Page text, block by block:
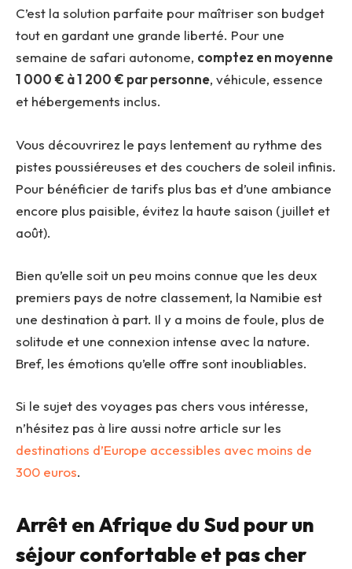
C’est la solution parfaite pour maîtriser son budget
tout en gardant une grande liberté. Pour une
semaine de safari autonome, comptez en moyenne
1 000 € à 1 200 € par personne, véhicule, essence
et hébergements inclus.
Vous découvrirez le pays lentement au rythme des
pistes poussiéreuses et des couchers de soleil infinis.
Pour bénéficier de tarifs plus bas et d’une ambiance
encore plus paisible, évitez la haute saison (juillet et
août).
Bien qu’elle soit un peu moins connue que les deux
premiers pays de notre classement, la Namibie est
une destination à part. Il y a moins de foule, plus de
solitude et une connexion intense avec la nature.
Bref, les émotions qu’elle offre sont inoubliables.
Si le sujet des voyages pas chers vous intéresse,
n’hésitez pas à lire aussi notre article sur les
destinations d’Europe accessibles avec moins de
300 euros.
Arrêt en Afrique du Sud pour un
séjour confortable et pas cher